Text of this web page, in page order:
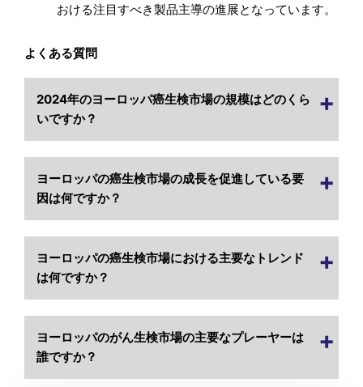
おける注目すべき製品主導の進展となっています。
よくある質問
2024年のヨーロッパ癌生検市場の規模はどのくら
いですか？
ヨーロッパの癌生検市場の成長を促進している要
因は何ですか？
ヨーロッパの癌生検市場における主要なトレンド
は何ですか？
ヨーロッパのがん生検市場の主要なプレーヤーは
誰ですか？